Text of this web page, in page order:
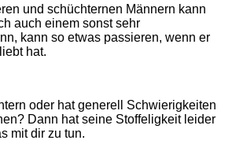
und schüchternen Männern kann
auch einem sonst sehr
kann so etwas passieren, wenn er
hat.
oder hat generell Schwierigkeiten
Dann hat seine Stoffeligkeit leider
mit dir zu tun.